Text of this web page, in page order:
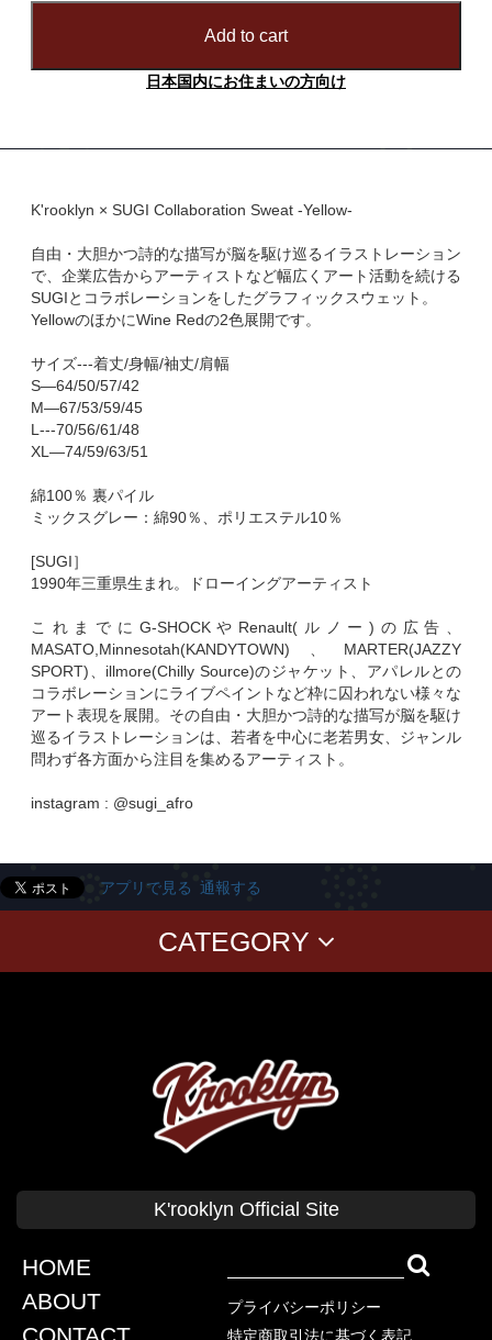
Add to cart
日本国内にお住まいの方向け
K'rooklyn × SUGI Collaboration Sweat -Yellow-
自由・大胆かつ詩的な描写が脳を駆け巡るイラストレーション
で、企業広告からアーティストなど幅広くアート活動を続ける
SUGIとコラボレーションをしたグラフィックスウェット。
YellowのほかにWine Redの2色展開です。
サイズ---着丈/身幅/袖丈/肩幅
S—64/50/57/42
M—67/53/59/45
L---70/56/61/48
XL—74/59/63/51
綿100％ 裏パイル
ミックスグレー：綿90％、ポリエステル10％
[SUGI］
1990年三重県生まれ。ドローイングアーティスト
これまでにG-SHOCKやRenault(ルノー)の広告、
MASATO,Minnesotah(KANDYTOWN)、MARTER(JAZZY
SPORT)、illmore(Chilly Source)のジャケット、アパレルとの
コラボレーションにライブペイントなど枠に囚われない様々な
アート表現を展開。その自由・大胆かつ詩的な描写が脳を駆け
巡るイラストレーションは、若者を中心に老若男女、ジャンル
問わず各方面から注目を集めるアーティスト。
instagram : @sugi_afro
アプリで見る 通報する
CATEGORY
T-SHIRTS PANTS CAP GOODS
CLASSICS
T-SHIRT
SWEAT
CAP
SHORT PANTS
TANK TOP
COLLABORATION
cherry chill will.
OUTER
K'rooklyn Official Site
HOME
ABOUT
プライバシーポリシー
特定商取引法に基づく表記